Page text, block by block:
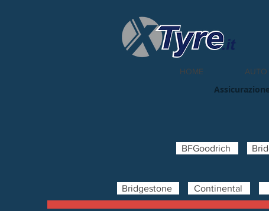
HOME AUTO
BFGoodrich
Bridgestone Continental